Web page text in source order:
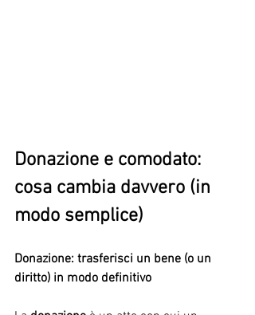
Donazione e comodato:
cosa cambia davvero (in
modo semplice)
Donazione: trasferisci un bene (o un
diritto) in modo definitivo